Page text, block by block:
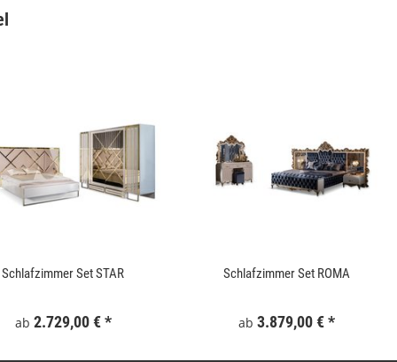
Schlafzimmer Set STAR
ab 2.729,00 € *
Schlafzimmer Set ROMA
ab 3.879,00 € *
Gartentor WPC 100x180 cm Grau
159,99 €